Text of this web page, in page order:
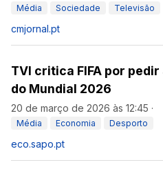
Média Sociedade Televisão
cmjornal.pt
TVI critica FIFA por
do Mundial 2026
20 de março de 2026 às 12:45 ·
Média Economia Desporto
eco.sapo.pt